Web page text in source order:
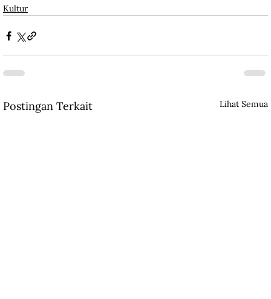
Kultur
Postingan Terkait Lihat Semua